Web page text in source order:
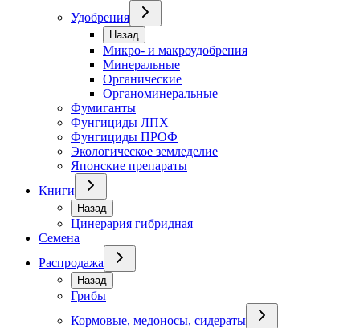
Удобрения
Назад
Микро- и макроудобрения
Минеральные
Органические
Органоминеральные
Фумиганты
Фунгициды ЛПХ
Фунгициды ПРОФ
Экологическое земледелие
Японские препараты
Книги
Назад
Цинерария гибридная
Семена
Распродажа
Назад
Грибы
Кормовые, медоносы, сидераты